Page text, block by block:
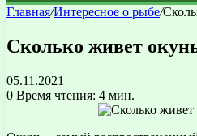
Главная/Интересное о рыбе/
Сколько живет
05.11.2021
0 Время чтения: 4 мин.